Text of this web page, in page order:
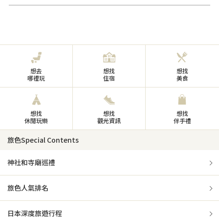
想去
哪裡玩
想找
住宿
想找
美食
想找
休閒玩樂
想找
觀光資訊
想找
伴手禮
旅色Special Contents
神社和寺廟巡禮
旅色人氣排名
日本深度旅遊行程